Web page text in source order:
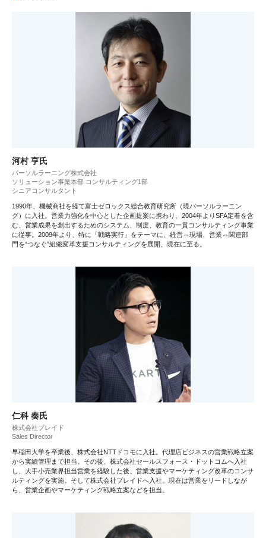
河村 亨氏
パーソルラーニング株式会社
ソリューション事業本部 コンサルティング1部
シニアコンサルタント
1990年、機械商社を経て富士ゼロックス総合教育研究所（現パーソルラーニン
グ）に入社。営業力強化を中心とした企画提案に携わり、2004年よりSFA定着を含
む、営業成果を創出するためのシステム、制度、教育の一貫コンサルティング事業
に従事。2009年より、特に「戦略実行」をテーマに、経営⇔現場、営業⇔関連部
門を“つなぐ”組織変革支援コンサルティングを展開、現在に至る。
仁科 奏氏
株式会社プレイド
Sales Director
早稲田大学を卒業後、株式会社NTTドコモに入社。代理店ビジネスの営業戦略立案
から実績管理まで担当。その後、株式会社セールスフォース・ドットコムへ入社
し、大手小売業界担当営業を経験した後、営業支援やマーケティング改革のコンサ
ルティングを実施。そして株式会社プレイドへ入社。現在は営業をリードしなが
ら、営業企画やマーケティング戦略立案などを担当。